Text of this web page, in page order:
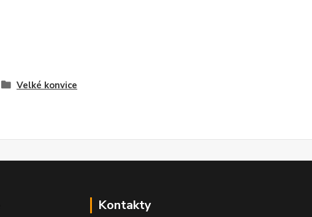
Velké konvice
Kontakty